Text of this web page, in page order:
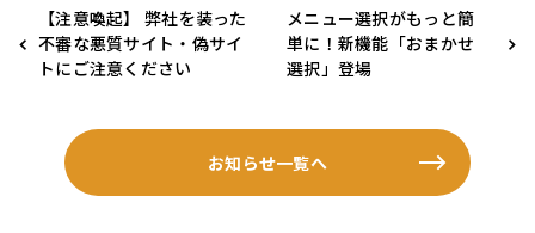
【注意喚起】 弊社を装った
不審な悪質サイト・偽サイ
トにご注意ください
メニュー選択がもっと簡
単に！新機能「おまかせ
選択」登場
お知らせ一覧へ